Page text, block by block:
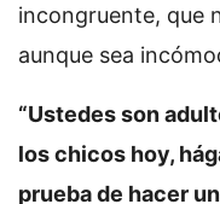
incongruente, que
aunque sea
“Ustedes son
los chicos hoy,
prueba de hacer